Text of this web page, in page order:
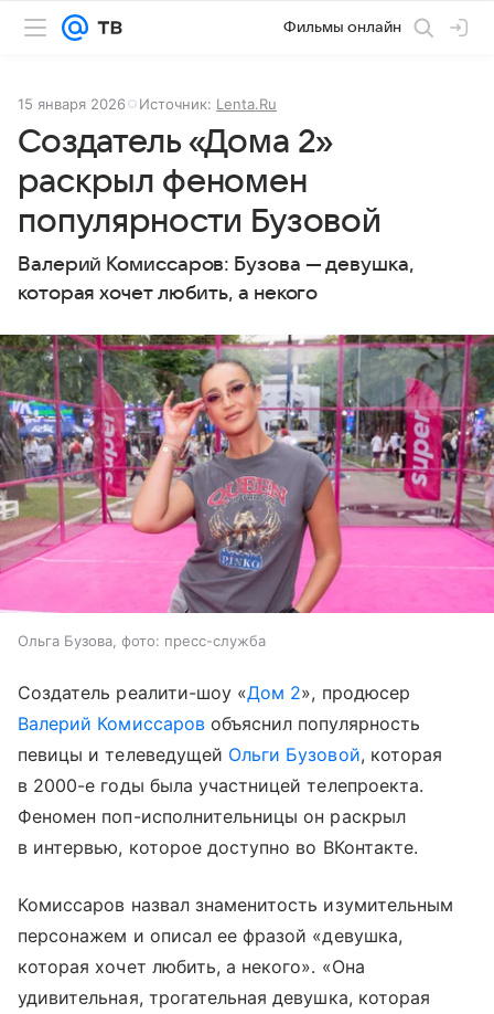
Фильмы онлайн
15 января 2026 Источник: Lenta.Ru
Создатель «Дома 2»
раскрыл феномен
популярности Бузовой
Валерий Комиссаров: Бузова — девушка,
которая хочет любить, а некого
Ольга Бузова, фото: пресс-служба
Создатель реалити-шоу «Дом 2», продюсер
Валерий Комиссаровобъяснил популярность
певицы и телеведущей Ольги Бузовой, которая
в 2000-е годы была участницей телепроекта.
Феномен поп-исполнительницы он раскрыл
в интервью, которое доступно во ВКонтакте.
Комиссаров назвал знаменитость изумительным
персонажем и описал ее фразой «девушка,
которая хочет любить, а некого». «Она
удивительная, трогательная девушка, которая